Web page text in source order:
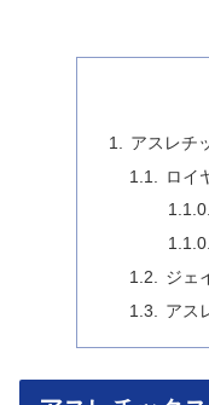
アスレチ
ロイ
ジェ
アス